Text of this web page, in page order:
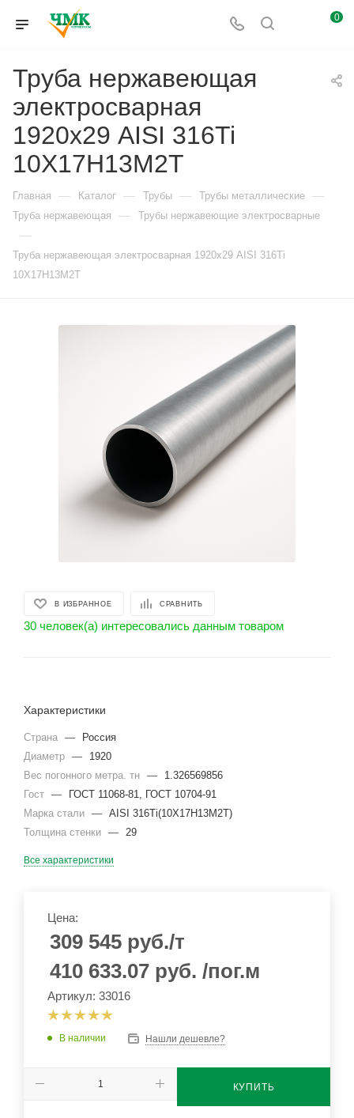
0
Труба нержавеющая
электросварная
1920х29 AISI 316Ti
10Х17Н13М2Т
Главная — Каталог — Трубы — Трубы металлические —
Труба нержавеющая — Трубы нержавеющие электросварные
—
Труба нержавеющая электросварная 1920х29 AISI 316Ti
10Х17Н13М2Т
В ИЗБРАННОЕ СРАВНИТЬ
30 человек(а) интересовались данным товаром
Характеристики
Страна —
Россия
Диаметр —
1920
Вес погонного метра. тн —
1.326569856
Гост —
ГОСТ 11068-81, ГОСТ 10704-91
Марка стали — AISI 316Ti(10Х17Н13М2Т)
Толщина стенки — 29
Все характеристики
Цена:
309 545 руб./т
410 633.07 руб. /пог.м
Артикул: 33016
В наличии Нашли дешевле?
КУПИТЬ